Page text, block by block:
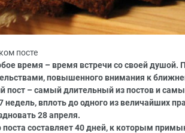
посте
время – время встречи со своей душой.
повышенного внимания к
пост – самый длительный из постов и
недель, вплоть до одного из величайших
28 апреля.
поста составляет 40 дней, к которым